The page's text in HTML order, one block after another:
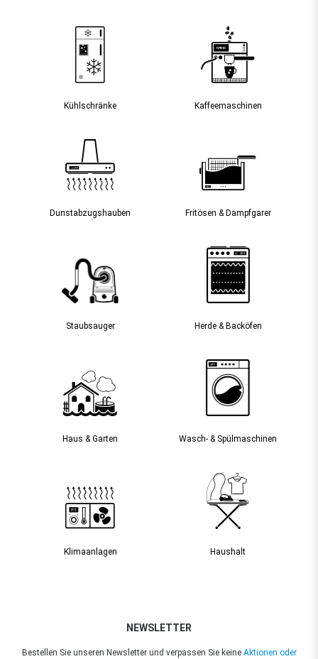
Kühlschränke Kaffee­maschinen
Dunst­abzugs­hauben Fritösen & Dampfgarer
Staubsauger­ Herde & Backöfen
Haus & Garten Wasch- & Spülmaschinen
Klimaanlagen Haushalt
NEWSLETTER
Bestellen Sie unseren Newsletter und verpassen Sie keine Aktionen oder